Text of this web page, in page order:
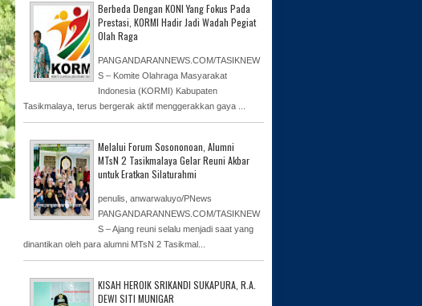
Berbeda Dengan KONI Yang Fokus Pada
Prestasi, KORMI Hadir Jadi Wadah Pegiat
Olah Raga
PANGANDARANNEWS.COM/TASIKNEW
S – Komite Olahraga Masyarakat
Indonesia (KORMI) Kabupaten
Tasikmalaya, terus bergerak aktif menggerakkan gaya ...
Melalui Forum Sosononoan, Alumni
MTsN 2 Tasikmalaya Gelar Reuni Akbar
untuk Eratkan Silaturahmi
penulis, anwarwaluyo/PNews
PANGANDARANNEWS.COM/TASIKNEW
S – Ajang reuni selalu menjadi saat yang
dinantikan oleh para alumni MTsN 2 Tasikmal...
KISAH HEROIK SRIKANDI SUKAPURA, R.A.
DEWI SITI MUNIGAR